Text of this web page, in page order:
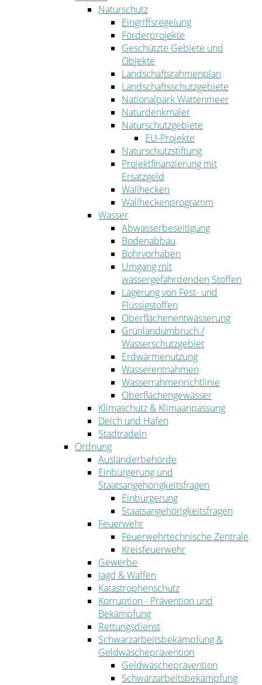
Naturschutz
Eingriffsregelung
Förderprojekte
Geschützte Gebiete und
Objekte
Landschaftsrahmenplan
Landschaftsschutzgebiete
Nationalpark Wattenmeer
Naturdenkmäler
Naturschutzgebiete
EU-Projekte
Naturschutzstiftung
Projektfinanzierung mit
Ersatzgeld
Wallhecken
Wallheckenprogramm
Wasser
Abwasserbeseitigung
Bodenabbau
Bohrvorhaben
Umgang mit
wassergefährdenden Stoffen
Lagerung von Fest- und
Flüssigstoffen
Oberflächenentwässerung
Grünlandumbruch /
Wasserschutzgebiet
Erdwärmenutzung
Wasserentnahmen
Wasserrahmenrichtlinie
Oberflächengewässer
Klimaschutz & Klimaanpassung
Deich und Hafen
Stadtradeln
Ordnung
Ausländerbehörde
Einbürgerung und
Staatsangehörigkeitsfragen
Einbürgerung
Staatsangehörigkeitsfragen
Feuerwehr
Feuerwehrtechnische Zentrale
Kreisfeuerwehr
Gewerbe
Jagd & Waffen
Katastrophenschutz
Korruption - Prävention und
Bekämpfung
Rettungsdienst
Schwarzarbeitsbekämpfung &
Geldwäscheprävention
Geldwäscheprävention
Schwarzarbeitsbekämpfung